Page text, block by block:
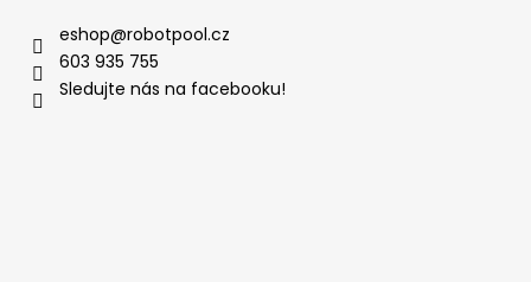
eshop@robotpool.cz
603 935 755
Sledujte nás na facebooku!